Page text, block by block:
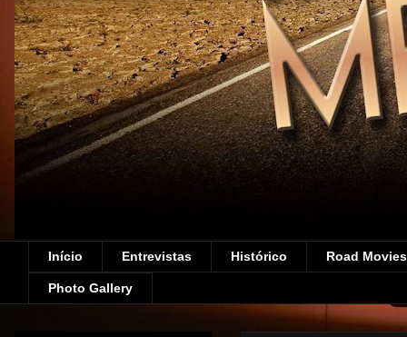
Início Entrevistas Histórico Road
Photo Gallery